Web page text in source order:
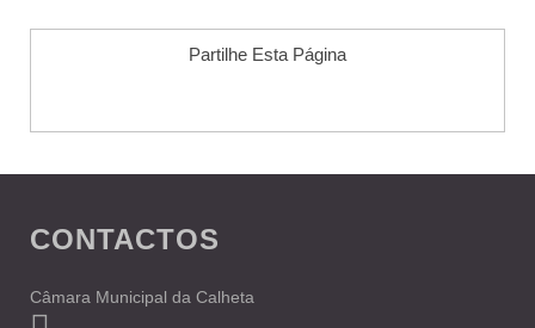
Partilhe Esta Página
CONTACTOS
Câmara Municipal da Calheta